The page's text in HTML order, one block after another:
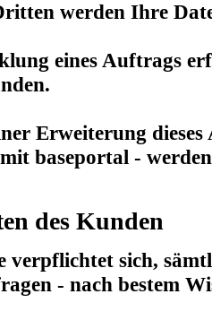
werden Ihre
eines Auftrags
Erweiterung
baseportal -
des Kunden
verpflichtet sich,
- nach bestem